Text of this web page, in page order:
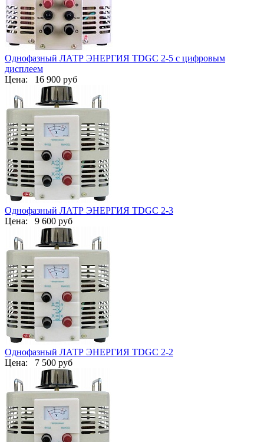
Однофазный ЛАТР ЭНЕРГИЯ TDGC 2-5 с цифровым
дисплеем
Цена: 16 900 руб
Однофазный ЛАТР ЭНЕРГИЯ TDGC 2-3
Цена: 9 600 руб
Однофазный ЛАТР ЭНЕРГИЯ TDGC 2-2
Цена: 7 500 руб